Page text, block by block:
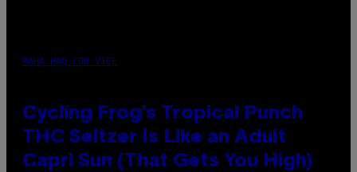
MAHA HAQ FOR VICE
Cycling Frog’s Tropical Punch
THC Seltzer Is Like an Adult
Capri Sun (That Gets You High)